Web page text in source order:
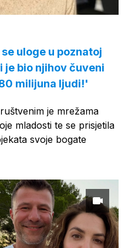
uloge u poznatoj
bio njihov čuveni
milijuna ljudi!'
je mrežama
mladosti te se prisjetila
svoje bogate